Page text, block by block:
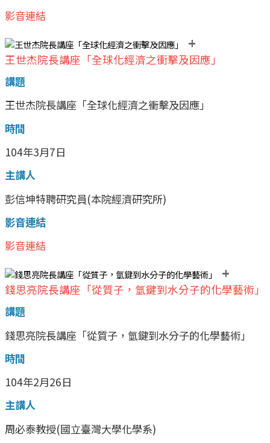
影音連結
+
王世杰院長講座「全球化經濟之衝擊及因應」
講題
王世杰院長講座「全球化經濟之衝擊及因應」
時間
104年3月7日
主講人
彭信坤特聘研究員(本院經濟研究所)
影音連結
影音連結
+
錢思亮院長講座「從質子，氫鍵到水分子的化學藝術」
講題
錢思亮院長講座「從質子，氫鍵到水分子的化學藝術」
時間
104年2月26日
主講人
周必泰教授(國立臺灣大學化學系)